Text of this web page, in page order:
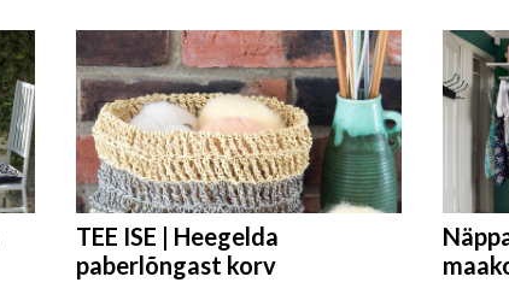
TEE ISE | Heegelda
paberlõngast korv